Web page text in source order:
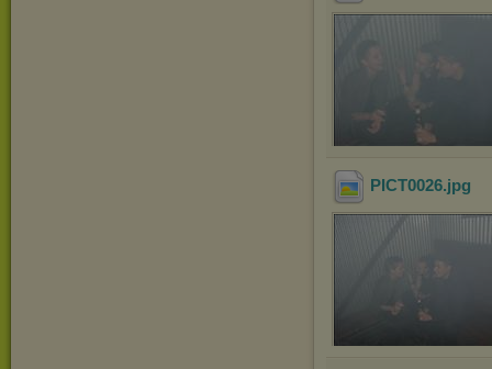
PICT0026.jpg